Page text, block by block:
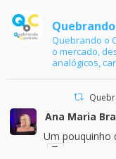
Quebrando o
o mercado,
analógicos,
Ana Maria
Um pouquinho